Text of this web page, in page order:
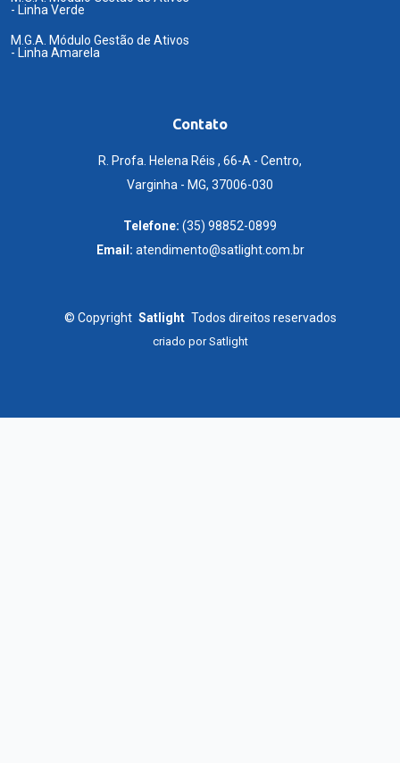
- Linha Verde
M.G.A. Módulo Gestão de Ativos
- Linha Amarela
Contato
R. Profa. Helena Réis , 66-A - Centro,
Varginha - MG, 37006-030
Telefone: (35) 98852-0899
Email: atendimento@satlight.com.br
© Copyright Satlight Todos direitos reservados
criado porSatlight